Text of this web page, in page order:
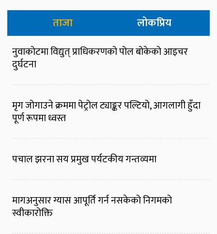
ताजा लोकप्रिय
नुवाकोटमा विद्युत् प्राधिकरणको पोल बोकेको आइचर
दुर्घटना
मृग जोगाउने क्रममा पेट्रोल ट्याङ्कर पल्टियो, आगलागी हुँदा
पूर्ण रूपमा ध्वस्त
पचाल झरना सय प्रमुख पर्यटकीय गन्तव्यमा
मागअनुसार ग्यास आपूर्ति गर्न नसकेको निगमको
स्वीकारोक्ति